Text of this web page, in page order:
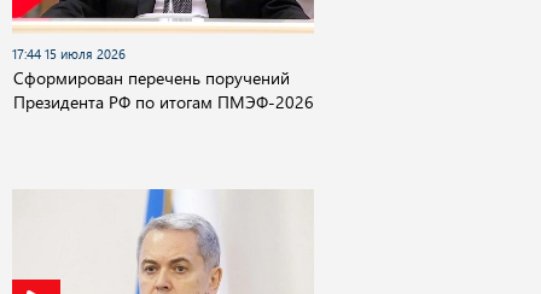
17:44 15 июля 2026
Сформирован перечень поручений
Президента РФ по итогам ПМЭФ-2026